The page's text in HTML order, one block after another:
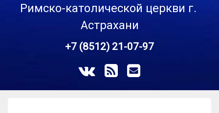
Римско-католической церкви г.
Астрахани
+7 (8512) 21-07-97
ВКонтакте
RSS E-mail